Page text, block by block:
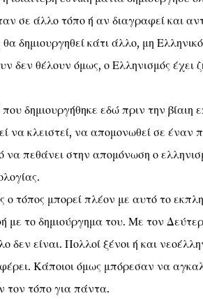
σε άλλο τόπο ή αν διαγραφεί και
θα δημιουργηθεί κάτι άλλο, μη
δεν θέλουν όμως, ο Ελληνισμός
δημιουργήθηκε εδώ πριν την βίαιη
να κλειστεί, να απομονωθεί σε έναν
να πεθάνει στην απομόνωση ο
ο τόπος μπορεί πλέον με αυτό το
με το δημιούργημα του. Με τον
δεν είναι. Πολλοί ξένοι ή και
Κάποιοι όμως μπόρεσαν να
τον τόπο για πάντα.